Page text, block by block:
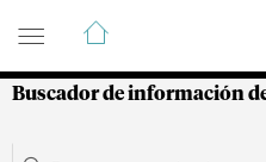
Guía de Empresas
Buscador de información